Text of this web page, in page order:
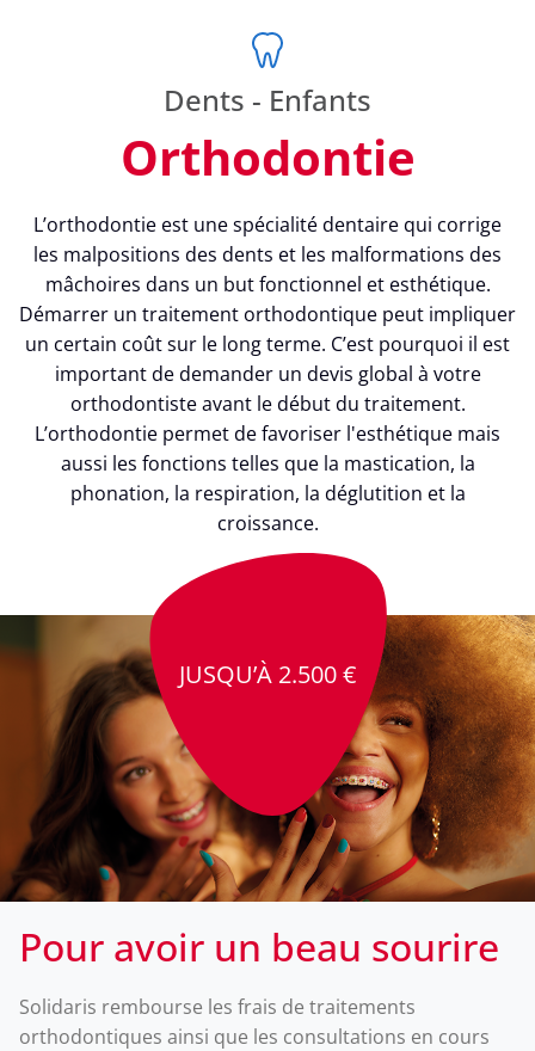
Dents - Enfants
Orthodontie
L’orthodontie est une spécialité dentaire qui corrige
les malpositions des dents et les malformations des
mâchoires dans un but fonctionnel et esthétique.
Démarrer un traitement orthodontique peut impliquer
un certain coût sur le long terme. C’est pourquoi il est
important de demander un devis global à votre
orthodontiste avant le début du traitement.
L’orthodontie permet de favoriser l'esthétique mais
aussi les fonctions telles que la mastication, la
phonation, la respiration, la déglutition et la
croissance.
Pour avoir un beau sourire
Solidaris rembourse les frais de traitements
orthodontiques ainsi que les consultations en cours
JUSQU’À 2.500 €